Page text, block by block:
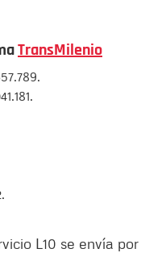
TransMilenio
L10 se envía